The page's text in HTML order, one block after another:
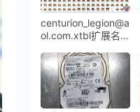
centurion_legion@a
ol.com.xtbl扩展名的
密